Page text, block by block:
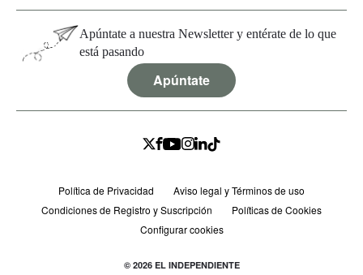
Apúntate a nuestra Newsletter y entérate de lo que
está pasando
Apúntate
Política de Privacidad
Aviso legal y Términos de uso
Condiciones de Registro y Suscripción
Políticas de Cookies
Configurar cookies
© 2026 EL INDEPENDIENTE